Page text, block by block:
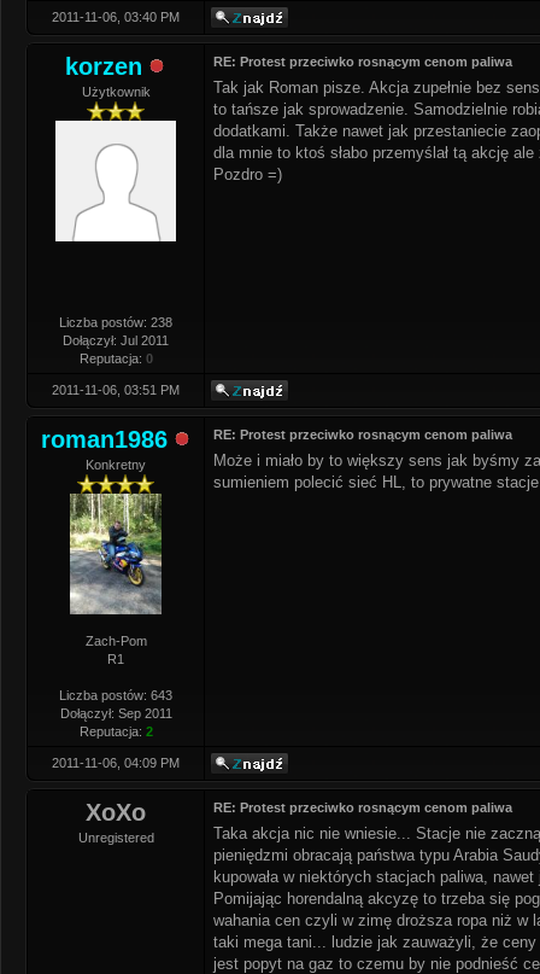
2011-11-06, 03:40 PM
korzen
Użytkownik
Liczba postów: 238
Dołączył: Jul 2011
Reputacja: 0
RE: Protest przeciwko rosnącym cenom paliwa
Tak jak Roman pisze. Akcja zupełnie bez
to tańsze jak sprowadzenie. Samodzielnie
dodatkami. Także nawet jak przestaniecie
dla mnie to ktoś słabo przemyślał tą akcję
Pozdro =)
2011-11-06, 03:51 PM
roman1986
Konkretny
Zach-Pom
R1
Liczba postów: 643
Dołączył: Sep 2011
Reputacja: 2
RE: Protest przeciwko rosnącym cenom paliwa
Może i miało by to większy sens jak byśmy
sumieniem polecić sieć HL, to prywatne
2011-11-06, 04:09 PM
XoXo
Unregistered
RE: Protest przeciwko rosnącym cenom paliwa
Taka akcja nic nie wniesie... Stacje nie
pieniędzmi obracają państwa typu Arabia
kupowała w niektórych stacjach paliwa,
Pomijając horendalną akcyzę to trzeba się
wahania cen czyli w zimę droższa ropa niż w
taki mega tani... ludzie jak zauważyli, że
jest popyt na gaz to czemu by nie podnieść